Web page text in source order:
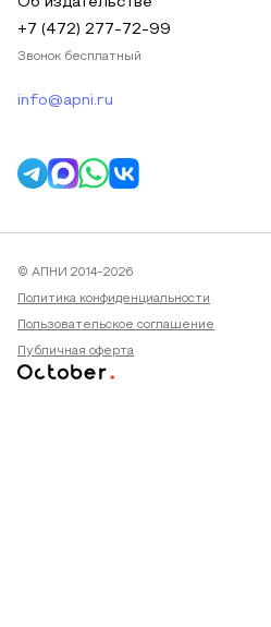
+7 (472) 277-72-99
Звонок бесплатный
info@apni.ru
© АПНИ 2014-2026
Политика конфиденциальности
Пользовательское соглашение
Публичная оферта